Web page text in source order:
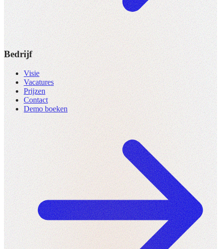
Bedrijf
Visie
Vacatures
Prijzen
Contact
Demo boeken